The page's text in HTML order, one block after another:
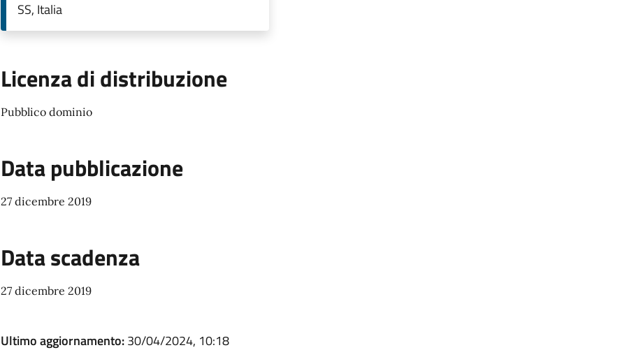
SS, Italia
Licenza di distribuzione
Pubblico dominio
Data pubblicazione
27 dicembre 2019
Data scadenza
27 dicembre 2019
Ultimo aggiornamento:30/04/2024, 10:18